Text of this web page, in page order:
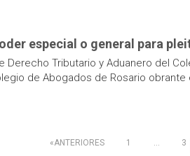
especial o general para
Tributario y Aduanero del
de Abogados de Rosario
ANTERIORES 1 … 3